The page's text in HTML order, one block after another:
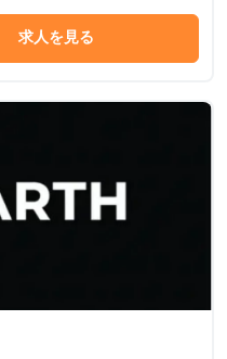
求人を見る